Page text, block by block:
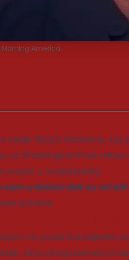
America
serije Grey's Anatomy,
za Washington Post
je pao u svojoj kuhinji.
sam u bolnici dok su svi
je Dane.
na pozornici zajedno
ali je zbog nesreće